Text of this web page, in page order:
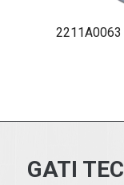
GATI